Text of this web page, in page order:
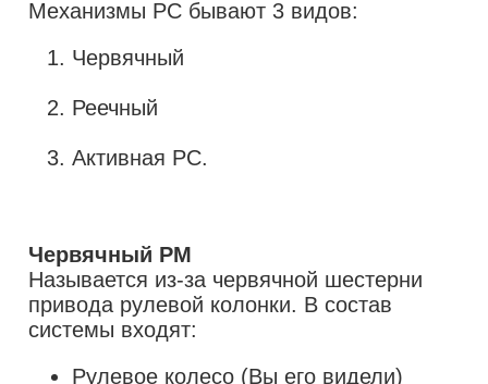
Червячный
Реечный
Активная РС.
Червячный РМ
Называется из-за червячной шестерни
привода рулевой колонки. В состав
Рулевое колесо (Вы его видели)